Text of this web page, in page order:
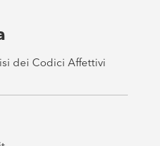
dei Codici Affettivi